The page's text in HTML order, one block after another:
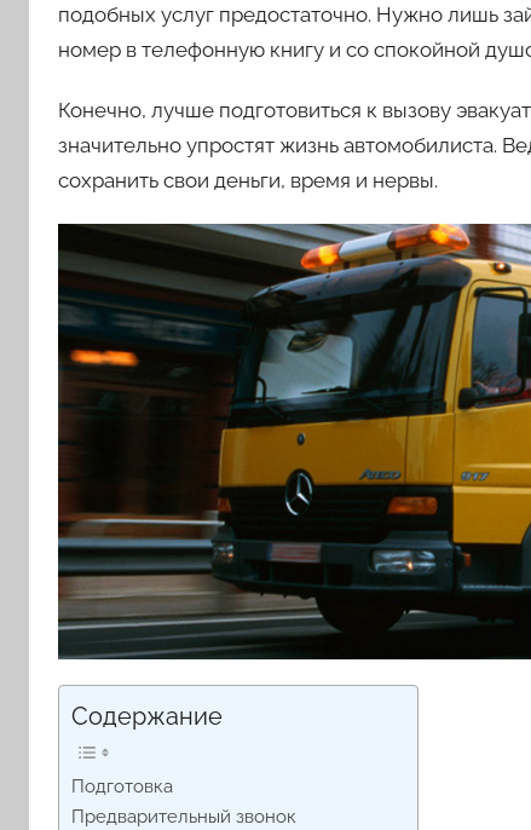
подобных услуг предостаточно. Нужно лишь
номер в телефонную книгу и со спокойной
Конечно, лучше подготовиться к вызову
значительно упростят жизнь автомобилиста.
сохранить свои деньги, время и нервы.
Содержание
Подготовка
Предварительный звонок